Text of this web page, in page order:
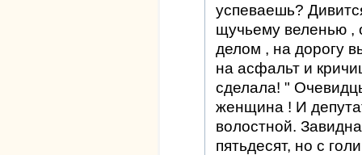
успеваешь?
щучьему веленью ,
делом , на дорогу
на асфальт и
сделала! "
женщина ! И
волостной.
пятьдесят, но с